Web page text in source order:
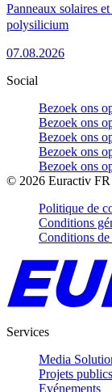
Panneaux solaires
polysilicium
07.08.2026
Social
Bezoek ons
Bezoek ons
Bezoek ons
Bezoek ons
Bezoek ons
© 2026 Euractiv FR
Politique de
Conditions
Conditions de
Services
Media
Projets
Evénements